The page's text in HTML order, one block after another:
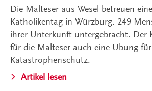
Die Malteser aus Wesel betreuen
Katholikentag in Würzburg. 249
ihrer Unterkunft untergebracht. Der
für die Malteser auch eine Übung
Katastrophenschutz.
Artikel lesen